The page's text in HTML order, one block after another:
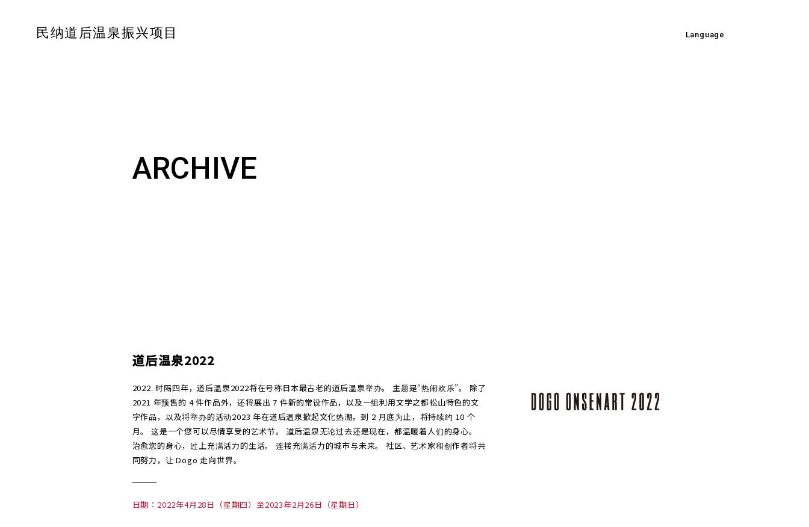
民纳道后温泉振兴项目 Language
ARCHIVE
道后温泉2022
2022. 时隔四年，道后温泉2022将在号称日本最古老的道后温泉举办。 主题是“热闹欢乐”。 除了
2021 年预售的 4 件作品外，还将展出 7 件新的常设作品，以及一组利用文学之都松山特色的文
字作品，以及将举办的活动2023 年在道后温泉掀起文化热潮。到 2 月底为止，将持续约 10 个
月。 这是一个您可以尽情享受的艺术节。 道后温泉无论过去还是现在，都温暖着人们的身心。
治愈您的身心，过上充满活力的生活。 连接充满活力的城市与未来。 社区、艺术家和创作者将共
同努力，让 Dogo 走向世界。
日期：2022年4月28日（星期四）至2023年2月26日（星期日）